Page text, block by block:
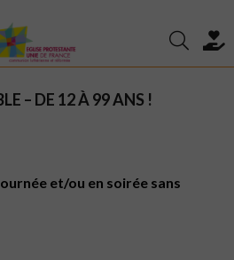
– DE 12 À 99 ANS !
et/ou en soirée sans